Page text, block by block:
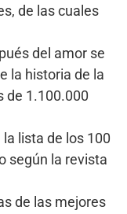
de las cuales
del amor se
la historia de la
de 1.100.000
lista de los 100
según la revista
de las mejores